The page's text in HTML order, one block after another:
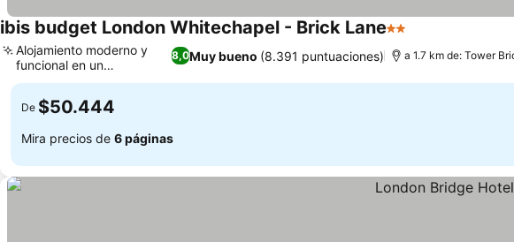
ibis budget London Whitechapel - Brick Lane2 Estrellas
8,0Muy bueno (8.391 puntuaciones)
Alojamiento moderno y
funcional en un
rascacielos
a 1.7 km de: Tower
De $50.444
Mira precios de 6 páginas